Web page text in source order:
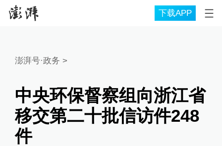
下载APP
澎湃号·政务 >
中央环保督察组向浙江省
移交第二十批信访件248
件